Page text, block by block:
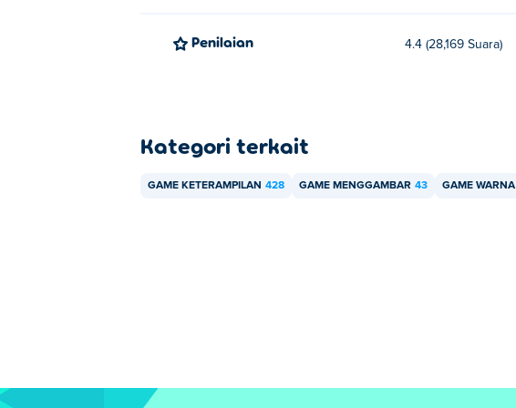
Penilaian 4.4 (28,169 Suara)
Kategori terkait
GAME KETERAMPILAN 428 GAME MENGGAMBAR 43 GAME WARNA